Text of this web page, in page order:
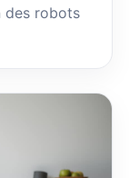
des robots